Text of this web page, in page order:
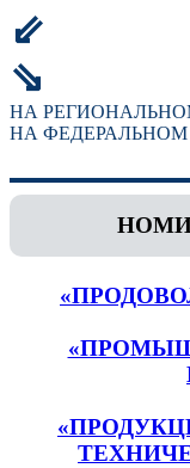
⇙
⇘
НА
НА ФЕДЕРАЛЬНОМ